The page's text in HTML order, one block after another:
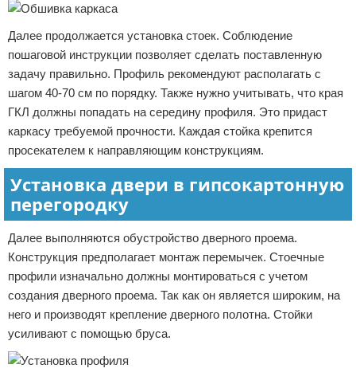
Далее продолжается установка стоек. Соблюдение
пошаговой инструкции позволяет сделать поставленную
задачу правильно. Профиль рекомендуют располагать с
шагом 40-70 см по порядку. Также нужно учитывать, что края
ГКЛ должны попадать на середину профиля. Это придаст
каркасу требуемой прочности. Каждая стойка крепится
просекателем к направляющим конструкциям.
Установка двери в гипсокартонную
перегородку
Далее выполняются обустройство дверного проема.
Конструкция предполагает монтаж перемычек. Стоечные
профили изначально должны монтироваться с учетом
создания дверного проема. Так как он является широким, на
него и производят крепление дверного полотна. Стойки
усиливают с помощью бруса.